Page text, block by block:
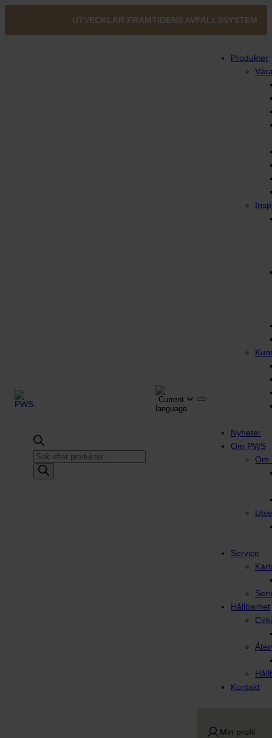
UTVECKLAR FRAMTIDENS AVFALLSSYSTEM
Produktsökning
Produkter
Nyheter
Om PWS
Om
Service
Hållbarhet
Kontakt
Min profil